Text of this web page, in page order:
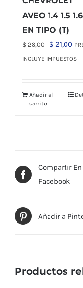
AVEO 1.4 1.5 1.6
EN TIPO (T)
$28,00
El
precio
$ 28,00.
$ 21,00El
$
INCLUYE IMPUESTOS
Añadir al
carrito
Compartir En
Facebook
Añadir a
Productos